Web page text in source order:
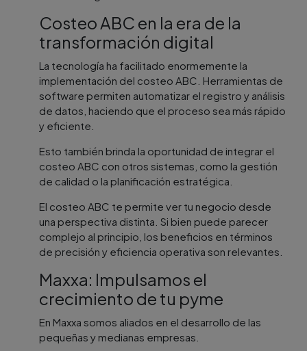
Costeo ABC en la era de la
transformación digital
La tecnología ha facilitado enormemente la
implementación del costeo ABC. Herramientas de
software permiten automatizar el registro y análisis
de datos, haciendo que el proceso sea más rápido
y eficiente.
Esto también brinda la oportunidad de integrar el
costeo ABC con otros sistemas, como la gestión
de calidad o la planificación estratégica.
El costeo ABC te permite ver tu negocio desde
una perspectiva distinta. Si bien puede parecer
complejo al principio, los beneficios en términos
de precisión y eficiencia operativa son relevantes.
Maxxa: Impulsamos el
crecimiento de tu pyme
En Maxxa somos aliados en el desarrollo de las
pequeñas y medianas empresas.